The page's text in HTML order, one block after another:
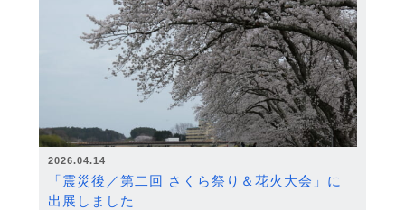
2026.04.14
「震災後／第二回 さくら祭り＆花火大会」に
出展しました